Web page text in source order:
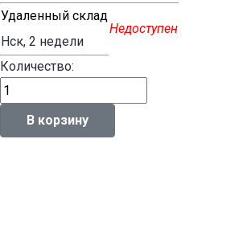
Удаленный склад
Недоступен
Нск, 2 недели
Количество: